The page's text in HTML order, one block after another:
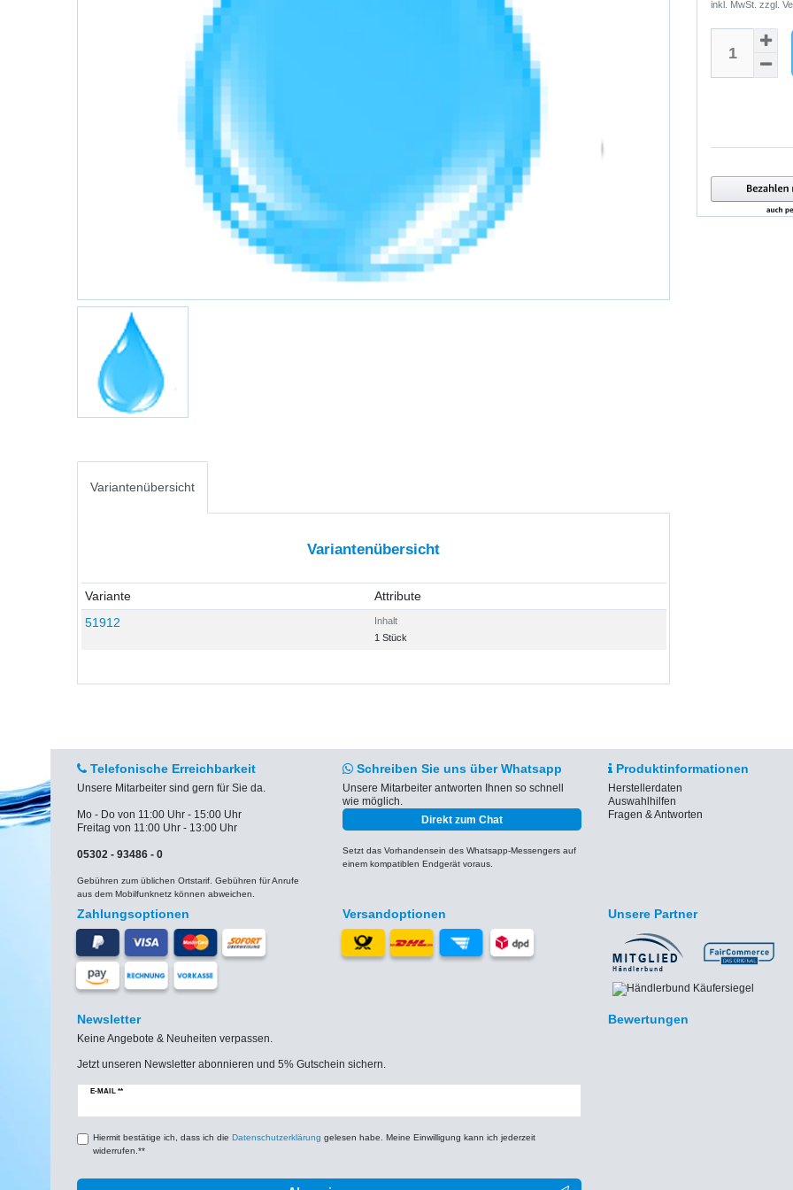
inkl. MwSt. zzgl.
Variantenübersicht
Variantenübersicht
Variante
Attribute
51912
Inhalt
1 Stück
Telefonische Erreichbarkeit
Unsere Mitarbeiter sind gern für Sie da.
Mo - Do von 11:00 Uhr - 15:00 Uhr
Freitag von 11:00 Uhr - 13:00 Uhr
05302 - 93486 - 0
Gebühren zum üblichen Ortstarif. Gebühren für Anrufe
aus dem Mobilfunknetz können abweichen.
Schreiben Sie uns über Whatsapp
Unsere Mitarbeiter antworten Ihnen so schnell
wie möglich.
Direkt zum Chat
Setzt das Vorhandensein des Whatsapp-Messengers auf
einem kompatiblen Endgerät voraus.
Produktinformationen
Herstellerdaten
Auswahlhilfen
Fragen & Antworten
Zahlungsoptionen Versandoptionen Unsere Partner
Newsletter
Keine Angebote & Neuheiten verpassen.
Jetzt unseren Newsletter abonnieren und 5% Gutschein sichern.
E-MAIL **
Newsletter
Hiermit bestätige ich, dass ich die Daten­schutz­erklärung gelesen habe. Meine Einwilligung kann ich jederzeit
widerrufen.**
Bewertungen